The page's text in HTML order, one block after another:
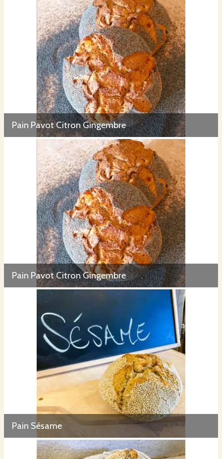
Pain Pavot Citron Gingembre
Pain Pavot Citron Gingembre
Pain Sésame